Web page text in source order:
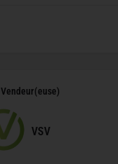
Vendeur(euse)
VSV